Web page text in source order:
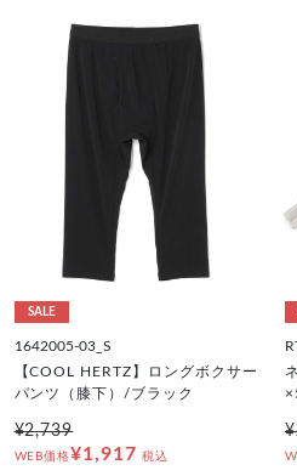
SALE
1642005-03_S
【COOL HERTZ】ロングボクサー
パンツ（膝下）/ブラック
¥2,739
WEB価格¥1,917 税込